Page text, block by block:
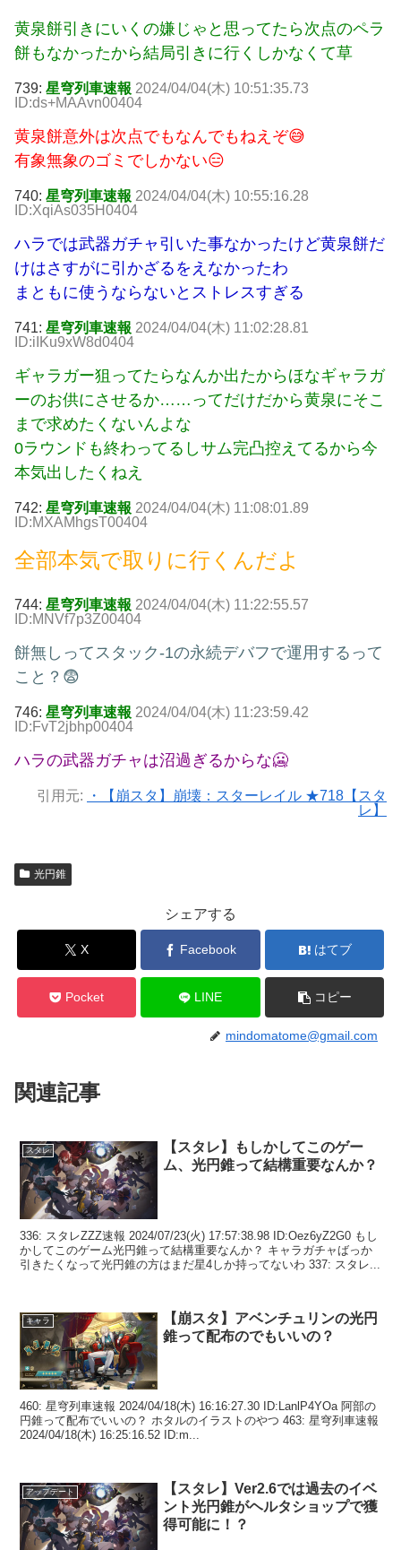
黄泉餅引きにいくの嫌じゃと思ってたら次点のペラ
餅もなかったから結局引きに行くしかなくて草
739: 星穹列車速報 2024/04/04(木) 10:51:35.73
ID:ds+MAAvn00404
黄泉餅意外は次点でもなんでもねえぞ😅
有象無象のゴミでしかない😑
740: 星穹列車速報 2024/04/04(木) 10:55:16.28
ID:XqiAs035H0404
ハラでは武器ガチャ引いた事なかったけど黄泉餅だ
けはさすがに引かざるをえなかったわ
まともに使うならないとストレスすぎる
741: 星穹列車速報 2024/04/04(木) 11:02:28.81
ID:iIKu9xW8d0404
ギャラガー狙ってたらなんか出たからほなギャラガ
ーのお供にさせるか……ってだけだから黄泉にそこ
まで求めたくないんよな
0ラウンドも終わってるしサム完凸控えてるから今
本気出したくねえ
742: 星穹列車速報 2024/04/04(木) 11:08:01.89
ID:MXAMhgsT00404
全部本気で取りに行くんだよ
744: 星穹列車速報 2024/04/04(木) 11:22:55.57
ID:MNVf7p3Z00404
餅無しってスタック-1の永続デバフで運用するって
こと？😨
746: 星穹列車速報 2024/04/04(木) 11:23:59.42
ID:FvT2jbhp00404
ハラの武器ガチャは沼過ぎるからな🥶
引用元:
・【崩スタ】崩壊：スターレイル ★718【スタ
レ】
光円錐
シェアする
X Facebook はてブ
Pocket LINE コピー
mindomatome@gmail.com
関連記事
スタレ
【スタレ】もしかしてこのゲー
ム、光円錐って結構重要なんか？
336: スタレZZZ速報 2024/07/23(火) 17:57:38.98 ID:Oez6yZ2G0 もし
かしてこのゲーム光円錐って結構重要なんか？ キャラガチャばっか
引きたくなって光円錐の方はまだ星4しか持ってないわ 337: スタレ...
キャラ
【崩スタ】アベンチュリンの光円
錐って配布のでもいいの？
460: 星穹列車速報 2024/04/18(木) 16:16:27.30 ID:LanlP4YOa 阿部の
円錐って配布でいいの？ ホタルのイラストのやつ 463: 星穹列車速報
2024/04/18(木) 16:25:16.52 ID:m...
アップデート
【スタレ】Ver2.6では過去のイベ
ント光円錐がヘルタショップで獲
得可能に！？